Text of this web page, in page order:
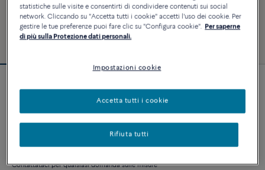
Anello Force 10 Rise
Contattataci per qualsiasi domanda sulle misure
statistiche sulle visite e consentirti di condividere contenuti sui social
network. Cliccando su "Accetta tutti i cookie" accetti l'uso dei cookie. Per
gestire le tue preferenze puoi fare clic su "Configura cookie". Per saperne
di più sulla Protezione dati personali.
Impostazioni cookie
Rifiuta tutti
Accetta tutti i cookie